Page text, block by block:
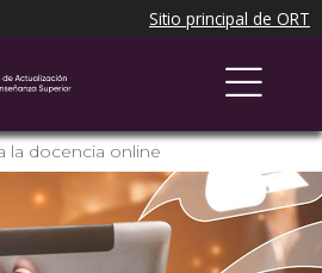
la docencia online